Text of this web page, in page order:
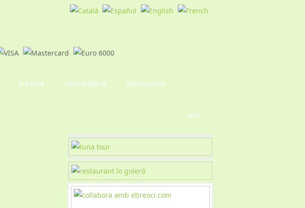
Nàutica Immobiliària Restaurants
Més